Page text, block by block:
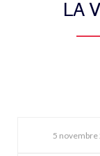
LA
5 novembre